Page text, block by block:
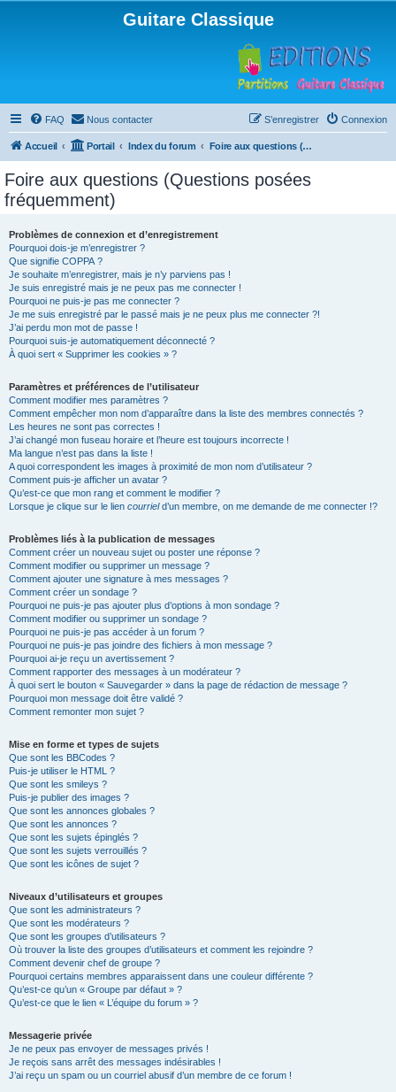
Guitare Classique
FAQ Nous contacter Connexion
S’enregistrer
Accueil Portail Index du forum Foire aux questions (Questions posées fréquemment)
Foire aux questions (Questions posées
fréquemment)
Problèmes de connexion et d’enregistrement
Pourquoi dois-je m’enregistrer ?
Que signifie COPPA ?
Je souhaite m’enregistrer, mais je n’y parviens pas !
Je suis enregistré mais je ne peux pas me connecter !
Pourquoi ne puis-je pas me connecter ?
Je me suis enregistré par le passé mais je ne peux plus me connecter ?!
J’ai perdu mon mot de passe !
Pourquoi suis-je automatiquement déconnecté ?
À quoi sert « Supprimer les cookies » ?
Paramètres et préférences de l’utilisateur
Comment modifier mes paramètres ?
Comment empêcher mon nom d’apparaître dans la liste des membres connectés ?
Les heures ne sont pas correctes !
J’ai changé mon fuseau horaire et l’heure est toujours incorrecte !
Ma langue n’est pas dans la liste !
A quoi correspondent les images à proximité de mon nom d’utilisateur ?
Comment puis-je afficher un avatar ?
Qu’est-ce que mon rang et comment le modifier ?
Lorsque je clique sur le lien courrield’un membre, on me demande de me connecter !?
Problèmes liés à la publication de messages
Comment créer un nouveau sujet ou poster une réponse ?
Comment modifier ou supprimer un message ?
Comment ajouter une signature à mes messages ?
Comment créer un sondage ?
Pourquoi ne puis-je pas ajouter plus d’options à mon sondage ?
Comment modifier ou supprimer un sondage ?
Pourquoi ne puis-je pas accéder à un forum ?
Pourquoi ne puis-je pas joindre des fichiers à mon message ?
Pourquoi ai-je reçu un avertissement ?
Comment rapporter des messages à un modérateur ?
À quoi sert le bouton « Sauvegarder » dans la page de rédaction de message ?
Pourquoi mon message doit être validé ?
Comment remonter mon sujet ?
Mise en forme et types de sujets
Que sont les BBCodes ?
Puis-je utiliser le HTML ?
Que sont les smileys ?
Puis-je publier des images ?
Que sont les annonces globales ?
Que sont les annonces ?
Que sont les sujets épinglés ?
Que sont les sujets verrouillés ?
Que sont les icônes de sujet ?
Niveaux d’utilisateurs et groupes
Que sont les administrateurs ?
Que sont les modérateurs ?
Que sont les groupes d’utilisateurs ?
Où trouver la liste des groupes d’utilisateurs et comment les rejoindre ?
Comment devenir chef de groupe ?
Pourquoi certains membres apparaissent dans une couleur différente ?
Qu’est-ce qu’un « Groupe par défaut » ?
Qu’est-ce que le lien « L’équipe du forum » ?
Messagerie privée
Je ne peux pas envoyer de messages privés !
Je reçois sans arrêt des messages indésirables !
J’ai reçu un spam ou un courriel abusif d’un membre de ce forum !